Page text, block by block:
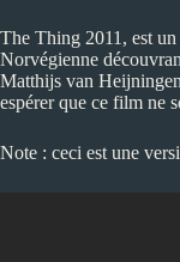
The Thing 2011, est un
Norvégienne
Matthijs van
espérer que ce film ne
Note : ceci est une